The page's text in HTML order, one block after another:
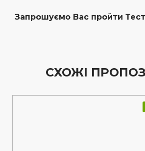
Запрошуємо Вас пройти
СХОЖІ